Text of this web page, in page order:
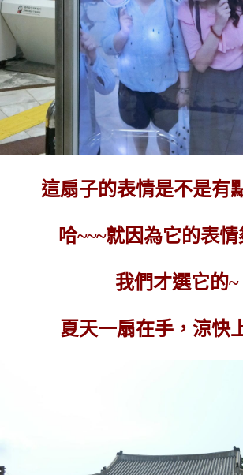
這扇子的表情是不是有
哈~~~就因為它的表
我們才選它的~
夏天一扇在手，涼快